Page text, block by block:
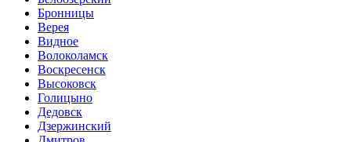
Бронницы
Верея
Видное
Волоколамск
Воскресенск
Высоковск
Голицыно
Дедовск
Дзержинский